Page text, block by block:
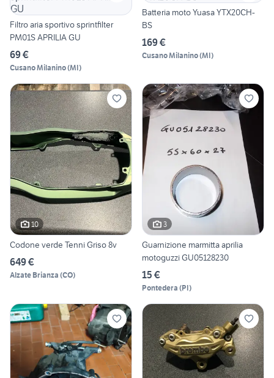
Filtro aria sportivo sprintfilter
PM01S APRILIA GU
69 €
Cusano Milanino(MI)
Batteria moto Yuasa YTX20CH-
BS
169 €
Cusano Milanino(MI)
10
Codone verde Tenni Griso 8v
649 €
Alzate Brianza (CO)
3
Guarnizione marmitta aprilia
motoguzzi GU05128230
15 €
Pontedera (PI)